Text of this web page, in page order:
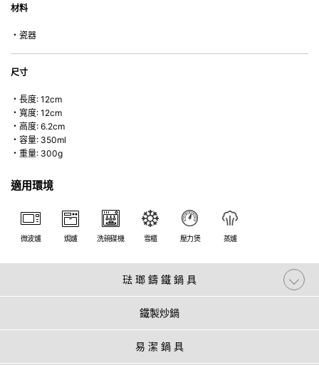
*不可直接用於熱源上
材料
・瓷器
尺寸
・長度: 12cm
・寬度: 12cm
・高度: 6.2cm
・容量: 350ml
・重量: 300g
適用環境
微波爐 焗爐 洗碗碟機 雪櫃 壓力煲 蒸爐
琺 瑯 鑄 鐵 鍋 具
鐵製炒鍋
易 潔 鍋 具